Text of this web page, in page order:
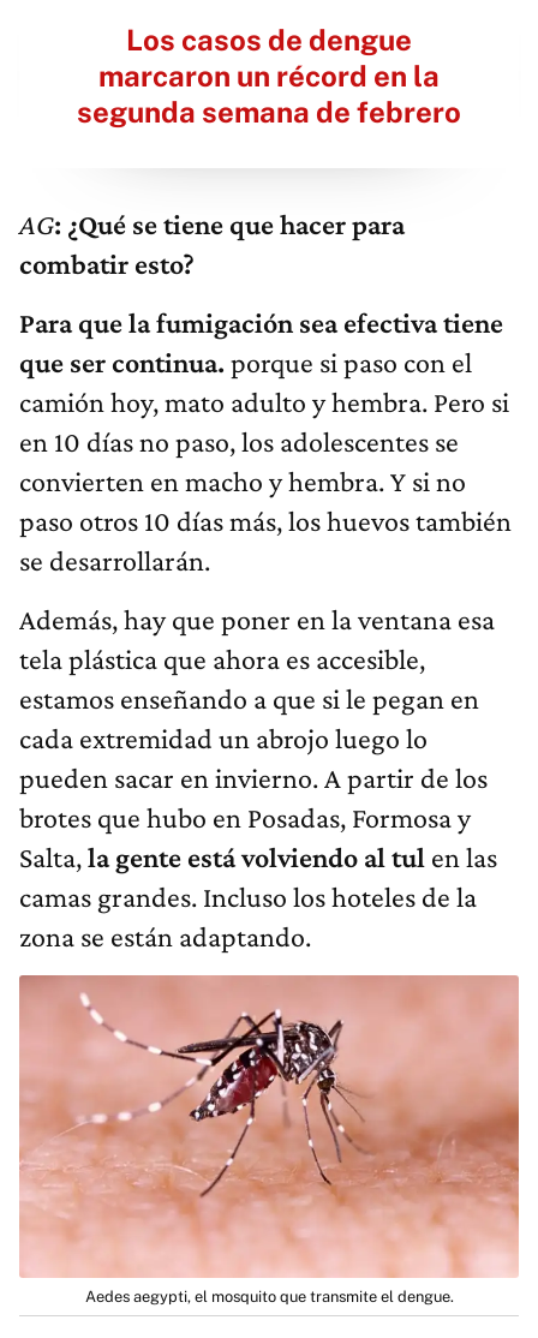
Los casos de dengue
marcaron un récord en la
segunda semana de febrero
AG: ¿Qué se tiene que hacer para
combatir esto?
Para que la fumigación sea efectiva tiene
que ser continua. porque si paso con el
camión hoy, mato adulto y hembra. Pero si
en 10 días no paso, los adolescentes se
convierten en macho y hembra. Y si no
paso otros 10 días más, los huevos también
se desarrollarán.
Además, hay que poner en la ventana esa
tela plástica que ahora es accesible,
estamos enseñando a que si le pegan en
cada extremidad un abrojo luego lo
pueden sacar en invierno. A partir de los
brotes que hubo en Posadas, Formosa y
Salta,la gente está volviendo al tul en las
camas grandes. Incluso los hoteles de la
zona se están adaptando.
Aedes aegypti, el mosquito que transmite el dengue.